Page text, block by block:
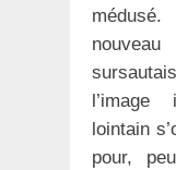
l’image
lointain
pour,